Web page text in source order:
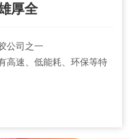
厚全
公司之一
高速、低能耗、环保等特